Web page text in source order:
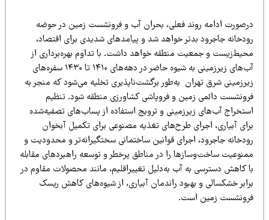
ادامه روند فعلی، بحران آب و فرونشست زمین در حوضه
جاجرود بدتر خواهد شد و پیامدهای شدیدی برای اقتصاد،
و جمعیت منطقه خواهد داشت. با تداوم بهره‌برداری از
آب‌های زیرزمینی به شیوه حاضر در دهه‌های ۱۴۱۰ تا ۱۴۳۰ سفره‌های
شرق تهران به‌طور برگشت‌ناپذیری تخلیه می‌شود که منجر به
دائمی زمین و فروپاشی کشاورزی منطقه شود. تنظیم
آب‌های زیرزمینی و ترویج استفاده از پساب‌های تصفیه‌شده
آبیاری، اجرای طرح‌های تغذیه مصنوعی برای تکمیل آبخوان
جاجرود، اجرای قوانین ساختمانی سختگیرانه‌تر و محدودیت و
ساخت‌وسازها را در مناطق پرخطر و توسعه راهبردهای مقابله
کاهش دسترسی به آب به‌دلیل تغییراقلیم، مانند محصولات مقاوم در
خشکسالی و بهبود راندمان آبیاری، از شیوه‌های کاهش ریسک
زمین است.